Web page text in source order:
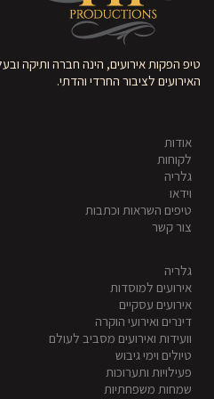
טיפ הפקות אירועים, הינה חברה ותיקה
האירועים לציבור החרדי והדתי.
אודות
לקוחות
גלריה
וידאו
טיפים השראות וכתבות
צור קשר
גלריה
אירועים למוסדות
אירועים עסקיים
דינרים ואירועי הוקרה
וועידות ואירועים מסביב לעולם
טיולים וימי גיבוש
פעילויות ותערוכות
שמחות משפחתיות